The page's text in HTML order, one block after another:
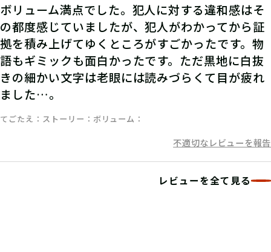
ボリューム満点でした。犯人に対する違和感はそ
の都度感じていましたが、犯人がわかってから証
拠を積み上げてゆくところがすごかったです。物
語もギミックも面白かったです。ただ黒地に白抜
きの細かい文字は老眼には読みづらくて目が疲れ
ました…。
てごたえ ストーリー ボリューム
不適切なレビューを報告
レビューを全て見る